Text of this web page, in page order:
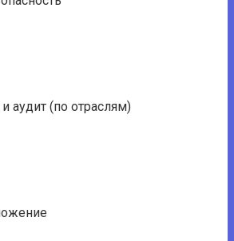
аудит (по отраслям)